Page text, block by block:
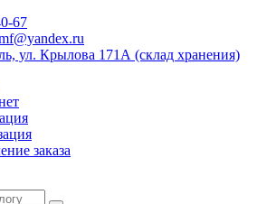
67
ул. Крылова 171А (склад хранения)
заказа